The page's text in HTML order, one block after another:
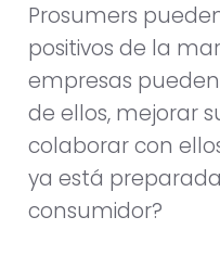
Prosumers
positivos de la
empresas
de ellos, mejorar
colaborar con
ya está
consumidor?